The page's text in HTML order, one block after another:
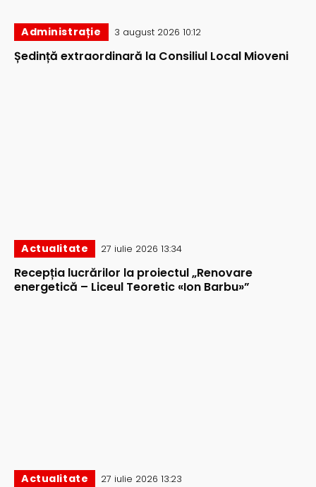
Administrație 3 august 2026 10:12
Ședință extraordinară la Consiliul Local Mioveni
Actualitate 27 iulie 2026 13:34
Recepția lucrărilor la proiectul „Renovare
energetică – Liceul Teoretic «Ion Barbu»”
Actualitate 27 iulie 2026 13:23